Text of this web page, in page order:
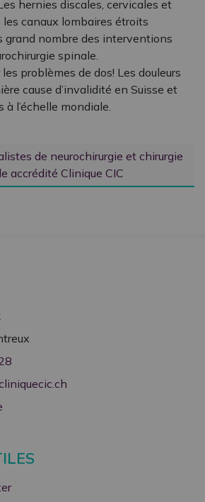
hernies discales, cervicales et
les canaux lombaires étroits
grand nombre des interventions
spinale.
problèmes de dos! Les douleurs
cause d’invalidité en Suisse et
à l’échelle mondiale.
de neurochirurgie et chirurgie
accrédité Clinique CIC
2026
inclus
28 75).